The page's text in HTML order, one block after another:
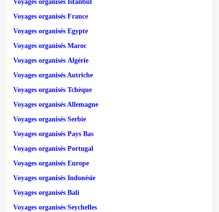
Voyages organisés Istanbul
Voyages organisés France
Voyages organisés Egypte
Voyages organisés Maroc
Voyages organisés Algérie
Voyages organisés Autriche
Voyages organisés Tchèque
Voyages organisés Allemagne
Voyages organisés Serbie
Voyages organisés Pays Bas
Voyages organisés Portugal
Voyages organisés Europe
Voyages organisés Indonésie
Voyages organisés Bali
Voyages organisés Seychelles